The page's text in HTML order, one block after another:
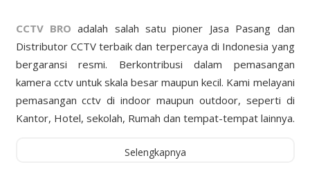
CCTV BRO adalah salah satu pioner Jasa Pasang dan
Distributor CCTV terbaik dan terpercaya di Indonesia yang
bergaransi resmi. Berkontribusi dalam pemasangan
kamera cctv untuk skala besar maupun kecil. Kami melayani
pemasangan cctv di indoor maupun outdoor, seperti di
Kantor, Hotel, sekolah, Rumah dan tempat-tempat lainnya.
Selengkapnya